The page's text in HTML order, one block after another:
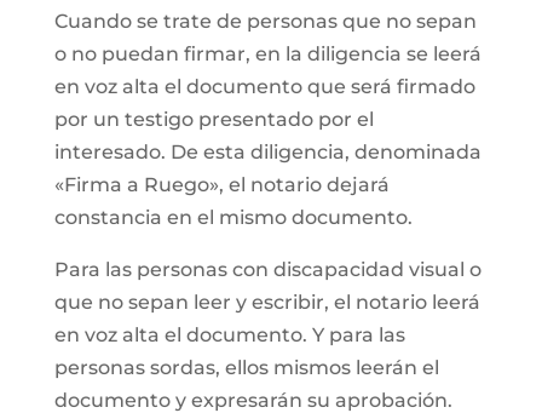
Cuando se trate de personas que no sepan
o no puedan firmar, en la diligencia se leerá
en voz alta el documento que será firmado
por un testigo presentado por el
interesado. De esta diligencia, denominada
«Firma a Ruego», el notario dejará
constancia en el mismo documento.
Para las personas con discapacidad visual o
que no sepan leer y escribir, el notario leerá
en voz alta el documento. Y para las
personas sordas, ellos mismos leerán el
documento y expresarán su aprobación.